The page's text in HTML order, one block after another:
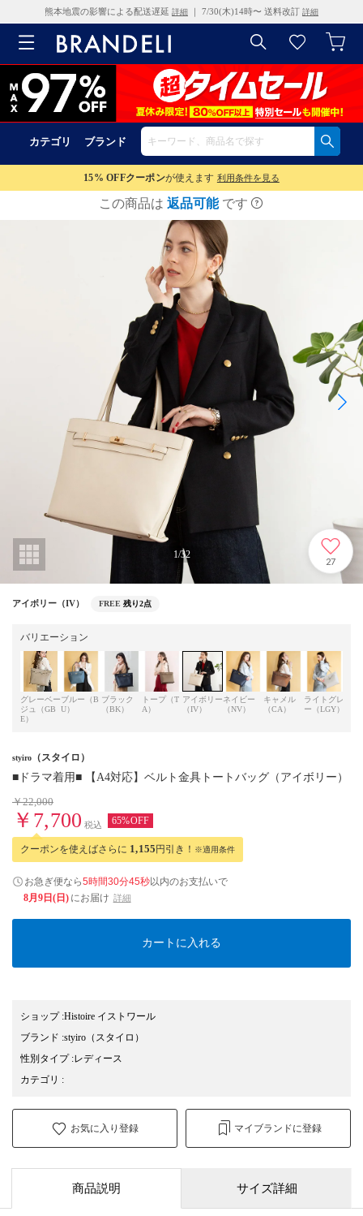
熊本地震の影響による配送遅延 詳細 ｜ 7/30(木)14時〜 送料改訂 詳細
カテゴリ ブランド
15% OFFクーポンが使えます 利用条件を見る
この商品は 返品可能 です
1/32
27
アイボリー（IV） FREE 残り2点
バリエーション
グレーベー
ジュ（GB
E）
ブルー（B
U）
ブラック
（BK）
トープ（T
A）
アイボリー
（IV）
ネイビー
（NV）
キャメル
（CA）
ライトグレ
ー（LGY）
styiro （スタイロ）
■ドラマ着用■ 【A4対応】ベルト金具トートバッグ（アイボリー）
￥22,000
￥7,700 税込 65%OFF
クーポンを使えばさらに 1,155円引き！ ※適用条件
お急ぎ便なら5時間30分44秒以内のお支払いで
8月9日(日) にお届け 詳細
カートに入れる
ショップ:Histoire イストワール
ブランド :styiro （スタイロ）
性別タイプ:レディース
カテゴリ :
お気に入り登録 マイブランドに登録
商品説明 サイズ詳細